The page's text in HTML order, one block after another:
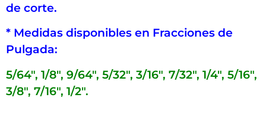
de corte.
* Medidas disponibles en Fracciones de
Pulgada:
5/64″, 1/8″, 9/64″, 5/32″, 3/16″, 7/32″, 1/4″, 5/16″,
3/8″, 7/16″, 1/2″.